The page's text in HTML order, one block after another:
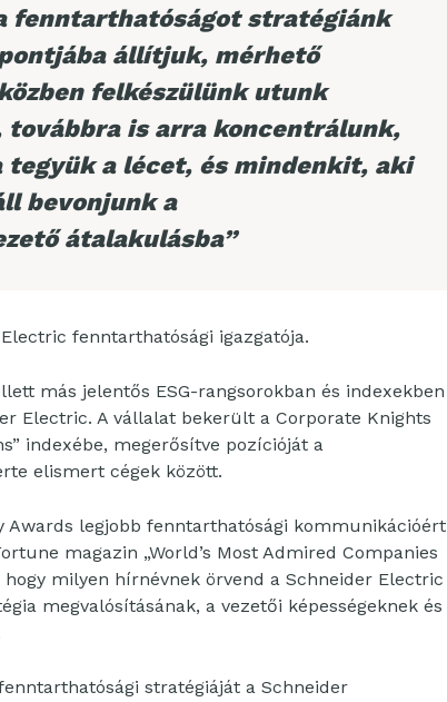
fenntarthatóságot stratégiánk
állítjuk, mérhető
felkészülünk utunk
továbbra is arra koncentrálunk,
tegyük a lécet, és mindenkit, aki
bevonjunk a
átalakulásba”
fenntarthatósági igazgatója.
más jelentős ESG-rangsorokban és indexekben
Electric. A vállalat bekerült a Corporate Knights
indexébe, megerősítve pozícióját a
elismert cégek között.
Awards legjobb fenntarthatósági kommunikációért
magazin „World’s Most Admired Companies
milyen hírnévnek örvend a Schneider Electric
megvalósításának, a vezetői képességeknek és
stratégiáját a Schneider